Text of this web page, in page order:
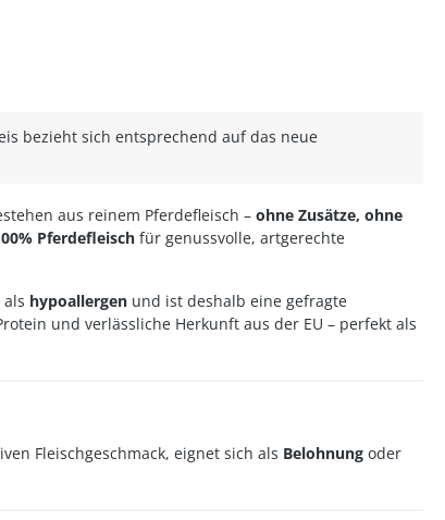
bezieht sich entsprechend auf das neue
aus reinem Pferdefleisch – ohne Zusätze, ohne
Pferdefleisch für genussvolle, artgerechte
hypoallergen und ist deshalb eine gefragte
und verlässliche Herkunft aus der EU – perfekt als
Fleischgeschmack, eignet sich als Belohnung oder